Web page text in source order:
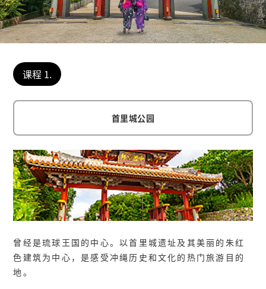
课程 1.
首里城公园
曾经是琉球王国的中心。以首里城遗址及其美丽的朱红
色建筑为中心，是感受冲绳历史和文化的热门旅游目的
地。